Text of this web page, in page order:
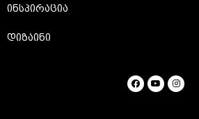
ინსპირაცია
დიზაინი